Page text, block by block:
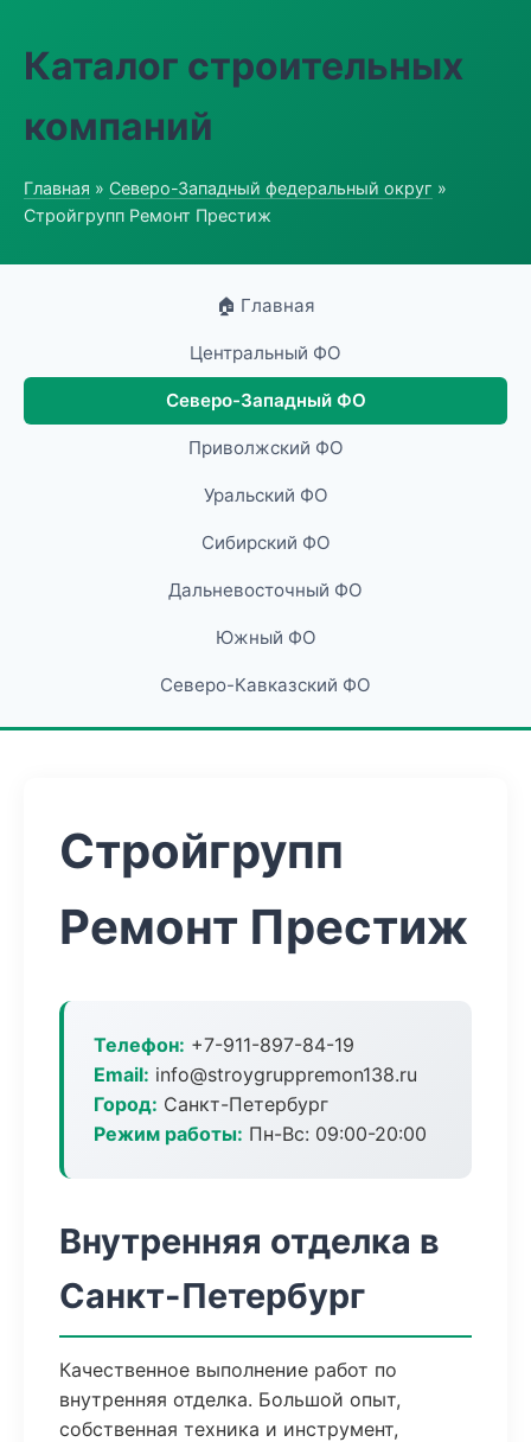
Каталог строительных
компаний
Главная » Северо-Западный федеральный округ »
Стройгрупп Ремонт Престиж
🏠 Главная
Центральный ФО
Северо-Западный ФО
Приволжский ФО
Уральский ФО
Сибирский ФО
Дальневосточный ФО
Южный ФО
Северо-Кавказский ФО
Стройгрупп
Ремонт Престиж
Телефон: +7-911-897-84-19
Email: info@stroygruppremon138.ru
Город: Санкт-Петербург
Режим работы: Пн-Вс: 09:00-20:00
Внутренняя отделка в
Санкт-Петербург
Качественное выполнение работ по
внутренняя отделка. Большой опыт,
собственная техника и инструмент,